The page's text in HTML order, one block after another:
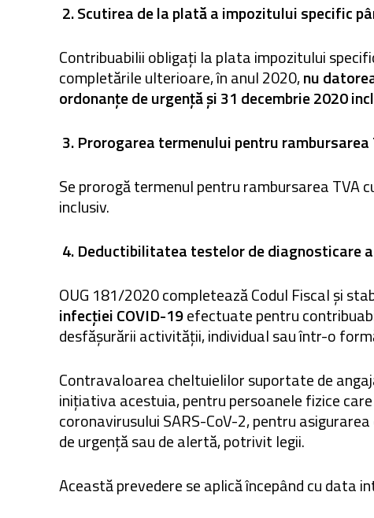
2.Scutirea de la plată a impozitului specific
Contribuabilii obligați la plata impozitului
completările ulterioare, în anul 2020,nu
ordonanțe de urgență și 31 decembrie 2020
3.Prorogarea termenului pentru rambursarea
Se prorogă termenul pentru rambursarea TVA
inclusiv.
4.Deductibilitatea testelor de diagnosticare
OUG 181/2020 completează Codul Fiscal și
infecției COVID-19efectuate pentru
desfășurării activității, individual sau într-o
Contravaloarea cheltuielilor suportate de
inițiativa acestuia, pentru persoanele fizice
coronavirusului SARS-CoV-2, pentru
de urgență sau de alertă, potrivit legii.
Această prevedere se aplică începând cu data